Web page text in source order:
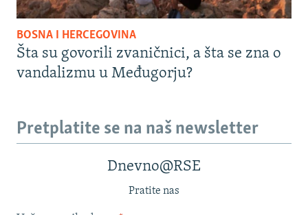
BOSNA I HERCEGOVINA
Šta su govorili zvaničnici, a šta se zna o
vandalizmu u Međugorju?
Pretplatite se na naš newsletter
Dnevno@RSE
Pratite nas